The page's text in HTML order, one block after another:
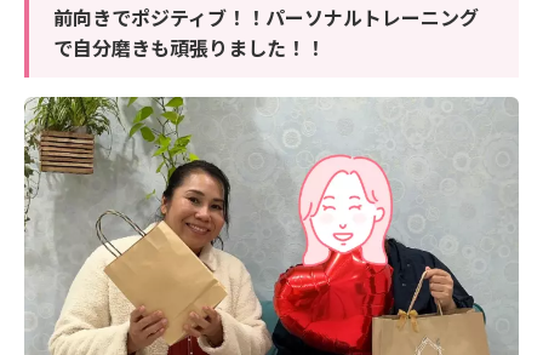
前向きでポジティブ！！パーソナルトレーニング
で自分磨きも頑張りました！！